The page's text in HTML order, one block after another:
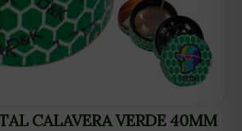
CALAVERA VERDE 40MM